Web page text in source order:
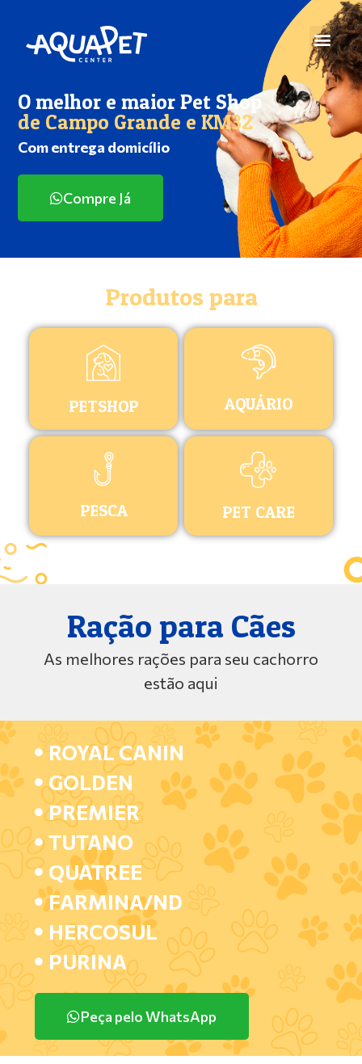
O melhor e maior Pet Shop
de Campo Grande e KM32
Com entrega domicílio
Compre Já
Produtos para
PETSHOP AQUÁRIO
PESCA PET CARE
Ração para Cães
As melhores rações para seu cachorro
estão aqui
ROYAL CANIN
GOLDEN
PREMIER
TUTANO
QUATREE
FARMINA/ND
HERCOSUL
PURINA
Peça pelo WhatsApp